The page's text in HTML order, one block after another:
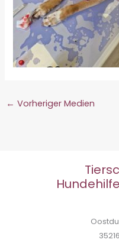
← Vorheriger Medien